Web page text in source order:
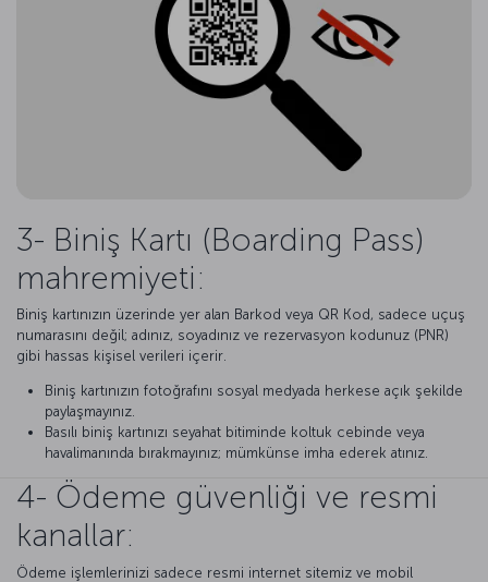
3- Biniş Kartı (Boarding Pass)
mahremiyeti:
Biniş kartınızın üzerinde yer alan Barkod veya QR Kod, sadece uçuş
numarasını değil; adınız, soyadınız ve rezervasyon kodunuz (PNR)
gibi hassas kişisel verileri içerir.
Biniş kartınızın fotoğrafını sosyal medyada herkese açık şekilde
paylaşmayınız.
Basılı biniş kartınızı seyahat bitiminde koltuk cebinde veya
havalimanında bırakmayınız; mümkünse imha ederek atınız.
4- Ödeme güvenliği ve resmi
kanallar:
Ödeme işlemlerinizi sadece resmi internet sitemiz ve mobil